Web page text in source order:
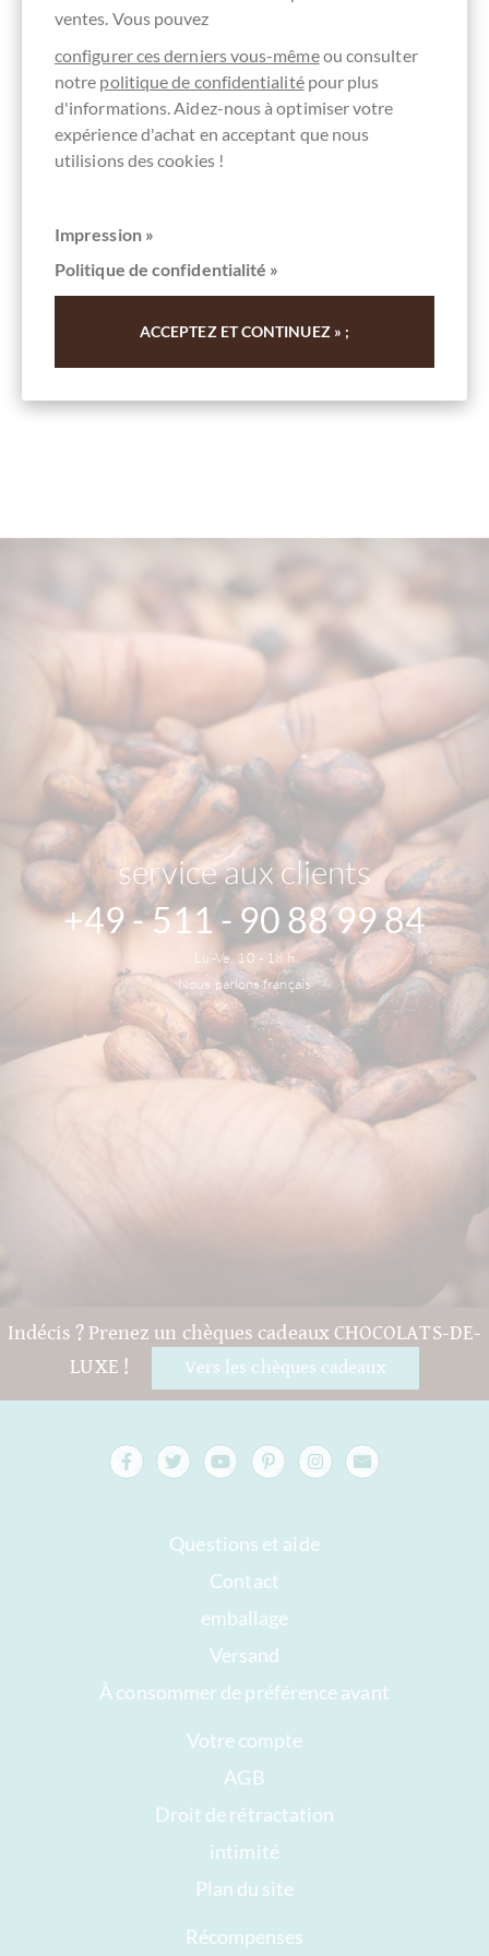
Geschenkset Tea Time
Schokolade und Keks zum Tee
service aux clients
+49 - 511 - 90 88 99 84
Lu.-Ve. 10 - 18 h
Nous parlons français
Indécis ? Prenez un chèques cadeaux CHOCOLATS-DE-
LUXE !
Vers les chèques cadeaux
Questions et aide
Contact
emballage
Versand
À consommer de préférence avant
Votre compte
AGB
Droit de rétractation
intimité
Plan du site
Récompenses
ventes. Vous pouvez
configurer ces derniers vous-mêmeou consulter
notre politique de confidentialitépour plus
d'informations. Aidez-nous à optimiser votre
expérience d'achat en acceptant que nous
utilisions des cookies !
Impression »
Politique de confidentialité »
ACCEPTEZ ET CONTINUEZ » ;